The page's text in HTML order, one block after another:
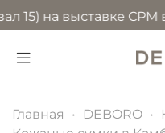
выставке CPM в
Главная DEBORO